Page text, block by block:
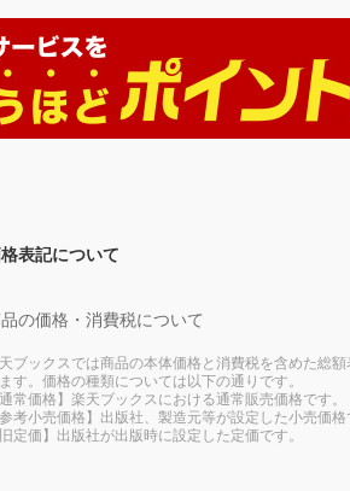
表記について
の価格・消費税について
ブックスでは商品の本体価格と消費税を含めた総額
す。価格の種類については以下の通りです。
通常価格】楽天ブックスにおける通常販売価格です。
参考小売価格】出版社、製造元等が設定した小売価格
旧定価】出版社が出版時に設定した定価です。